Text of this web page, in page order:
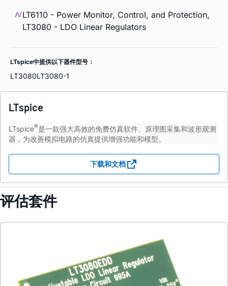
LT6110 - Power Monitor, Control, and Protection,
LT3080 - LDO Linear Regulators
LTspice中提供以下器件型号：
LT3080LT3080-1
LTspice
LTspice®是一款强大高效的免费仿真软件、原理图采集和波形观测
器，为改善模拟电路的仿真提供增强功能和模型。
下载和文档
评估套件